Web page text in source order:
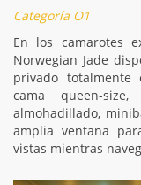
Categoría O1
En los camarotes
Norwegian Jade
privado totalmente
cama queen-
almohadillado,
amplia ventana
vistas mientras